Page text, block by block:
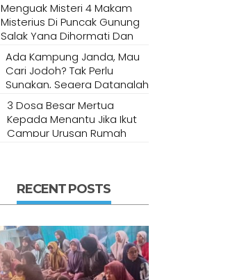
Menguak Misteri 4 Makam
Misterius Di Puncak Gunung
Salak Yang Dihormati Dan
Dianggap Tempat Suci Oleh
Masyarakat Setempat
Ada Kampung Janda, Mau
Cari Jodoh? Tak Perlu
Sungkan, Segera Datanglah
Ke Desa Ini
3 Dosa Besar Mertua
Kepada Menantu Jika Ikut
Campur Urusan Rumah
RECENT POSTS